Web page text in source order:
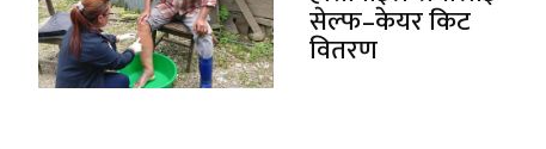
सेल्फ–केयर किट
वितरण